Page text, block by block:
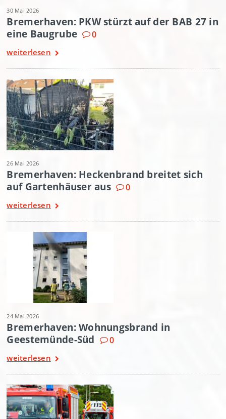
30 Mai 2026
Bremerhaven: PKW stürzt auf der BAB 27 in
eine Baugrube
0
weiterlesen
26 Mai 2026
Bremerhaven: Heckenbrand breitet sich
auf Gartenhäuser aus
0
weiterlesen
24 Mai 2026
Bremerhaven: Wohnungsbrand in
Geestemünde-Süd
0
weiterlesen